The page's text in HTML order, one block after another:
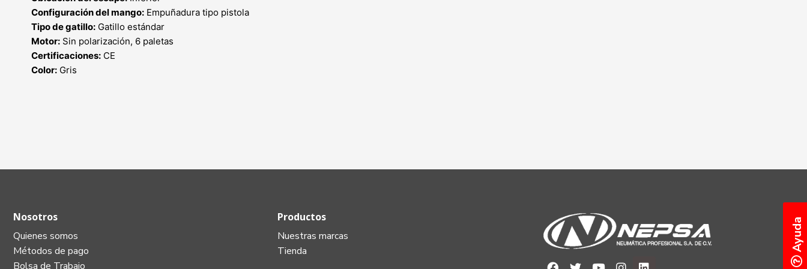
Ayuda
Configuración del mango: Empuñadura tipo pistola
Tipo de gatillo: Gatillo estándar
Motor: Sin polarización, 6 paletas
Certificaciones: CE
Color: Gris
Nosotros
Quienes somos
Métodos de pago
Bolsa de Trabajo
Productos
Nuestras marcas
Tienda